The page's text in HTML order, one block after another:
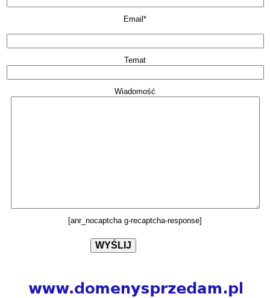
Email*
Temat
Wiadomość
[anr_nocaptcha g-recaptcha-response]